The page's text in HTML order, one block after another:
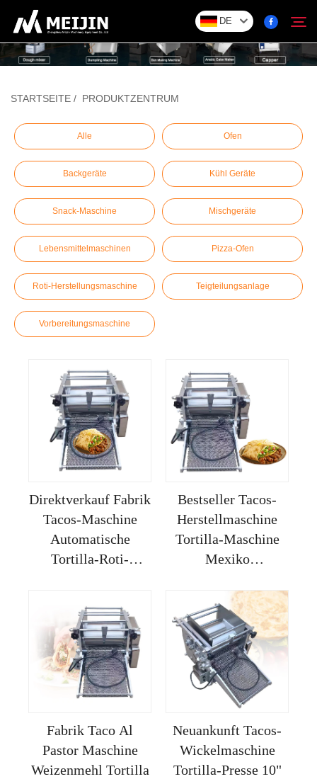
DE
Unternehmen
LÖSUNG
Produktzentrum
Service
Kontakt
STARTSEITE / PRODUKTZENTRUM
Alle Ofen
Backgeräte Kühl Geräte
Snack-Maschine Mischgeräte
Lebensmittelmaschinen Pizza-Ofen
Roti-Herstellungsmaschine Teigteilungsanlage
Vorbereitungsmaschine
Direktverkauf Fabrik
Tacos-Maschine
Automatische
Tortilla-Roti-
Bestseller Tacos-
Herstellmaschine
Tortilla-Maschine
Mexiko
Fabrik Taco Al
Pastor Maschine
Weizenmehl Tortilla
Neuankunft Tacos-
Wickelmaschine
Tortilla-Presse 10"